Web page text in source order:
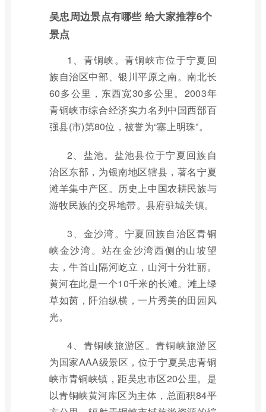
吴忠周边景点有哪些 给大家推荐6个
景点
1、青铜峡。青铜峡市位于宁夏回
族自治区中部、银川平原之南。南北长
60多公里，东西宽30多公里。2003年
青铜峡市综合经济实力名列中国西部百
强县(市)第80位，被誉为“塞上明珠”。
2、盐池。盐池县位于宁夏回族自
治区东部，为银南地区辖县，著名宁夏
滩羊集中产区。历史上中国农耕民族与
游牧民族的交界地带。县府驻城关镇。
3、金沙湾。宁夏回族自治区青铜
峡金沙湾。站在金沙湾西侧的山坡望
去，牛首山隔河屹立，山河十分壮丽。
黄河在此是一个10千米的长滩。滩上绿
草如茵，阡泊纵横，一片秀美的田园风
光。
4、青铜峡旅游区。青铜峡旅游区
为国家AAA级景区，位于宁夏吴忠青铜
峡市青铜峡镇，距吴忠市区20公里。是
以青铜峡黄河库区为主体，总面积84平